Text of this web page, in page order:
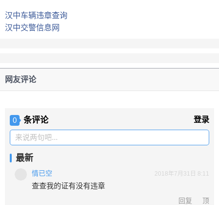
汉中车辆违章查询
汉中交警信息网
网友评论
0 条评论 登录
来说两句吧...
最新
情已空 2018年7月31日 8:11
查查我的证有没有违章
回复 顶